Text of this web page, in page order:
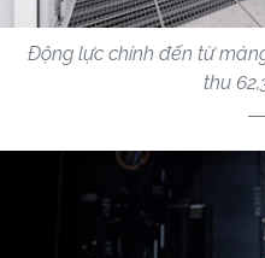
Động lực chính đến từ
thu